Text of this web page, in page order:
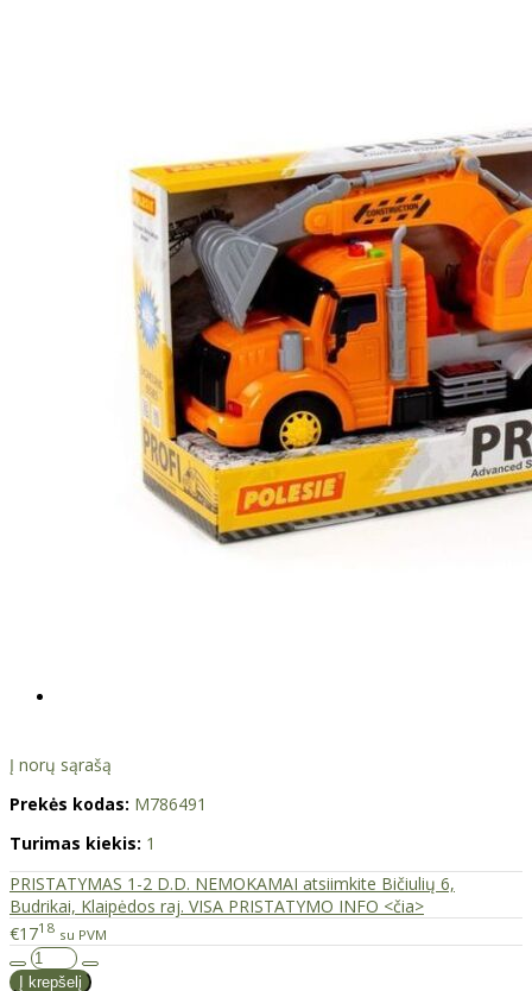
Į norų sąrašą
Prekės kodas: M786491
Turimas kiekis: 1
PRISTATYMAS 1-2 D.D. NEMOKAMAI atsiimkite Bičiulių 6,
Budrikai, Klaipėdos raj. VISA PRISTATYMO INFO <čia>
€1718 su PVM